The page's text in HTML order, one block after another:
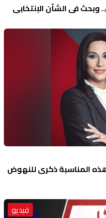
وبحث في الشأن الإنتخابي
لتكن هذه المناسبة ذكرى للنهوض
فيديو